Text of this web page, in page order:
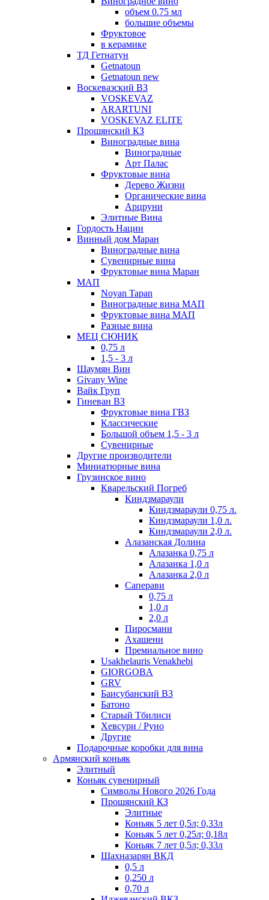
объем 0.75 мл
большие объемы
Фруктовое
в керамике
ТД Гетнатун
Getnatoun
Getnatoun new
Воскевазский ВЗ
VOSKEVAZ
ARARTUNI
VOSKEVAZ ELITE
Прошянский КЗ
Виноградные вина
Виноградные
Арт Палас
Фруктовые вина
Дерево Жизни
Органические вина
Арцруни
Элитные Вина
Гордость Нации
Винный дом Маран
Виноградные вина
Сувенирные вина
Фруктовые вина Маран
МАП
Noyan Tapan
Виноградные вина МАП
Фруктовые вина МАП
Разные вина
МЕЦ СЮНИК
0,75 л
1,5 - 3 л
Шаумян Вин
Givany Wine
Вайк Груп
Гиневан ВЗ
Фруктовые вина ГВЗ
Классические
Большой объем 1,5 - 3 л
Сувенирные
Другие производители
Миниатюрные вина
Грузинское вино
Кварельский Погреб
Киндзмараули
Киндзмараули 0,75 л.
Киндзмараули 1,0 л.
Киндзмараули 2,0 л.
Алазанская Долина
Алазанка 0,75 л
Алазанка 1,0 л
Алазанка 2,0 л
Саперави
0,75 л
1,0 л
2,0 л
Пиросмани
Ахашени
Премиальное вино
Usakhelauris Venakhebi
GIORGOBA
GRV
Баисубанский ВЗ
Батоно
Старый Тбилиси
Хевсури / Руно
Другие
Подарочные коробки для вина
Армянский коньяк
Элитный
Коньяк сувенирный
Символы Нового 2026 Года
Прошянский КЗ
Элитные
Коньяк 5 лет 0,5л; 0,33л
Коньяк 5 лет 0,25л; 0,18л
Коньяк 7 лет 0,5л; 0,33л
Шахназарян ВКД
0,5 л
0,250 л
0,70 л